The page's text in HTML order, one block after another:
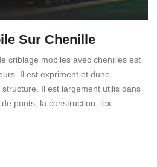
Sur Chenille
criblage mobiles avec chenilles est
Il est expriment et dune
Il est largement utilis dans
ponts, la construction, lex